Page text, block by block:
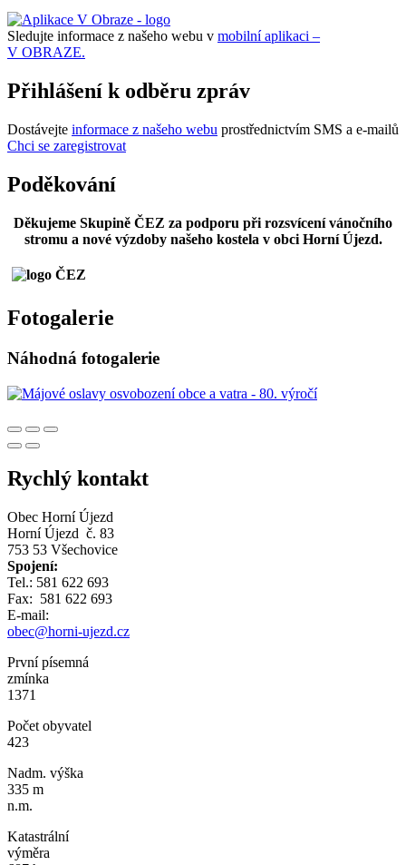
Sledujte informace z našeho webu v mobilní aplikaci –
V OBRAZE.
Přihlášení k odběru zpráv
Dostávejte informace z našeho webu prostřednictvím SMS a e-mailů
Chci se zaregistrovat
Poděkování
Děkujeme Skupině ČEZ za podporu při rozsvícení vánočního
stromu a nové výzdoby našeho kostela v obci Horní Újezd.
Fotogalerie
Náhodná fotogalerie
Rychlý kontakt
Obec Horní Újezd
Horní Újezd č. 83
753 53 Všechovice
Spojení:
Tel.: 581 622 693
Fax: 581 622 693
E-mail:
obec@horni-ujezd.cz
První písemná
zmínka
1371
Počet obyvatel
423
Nadm. výška
335 m
n.m.
Katastrální
výměra